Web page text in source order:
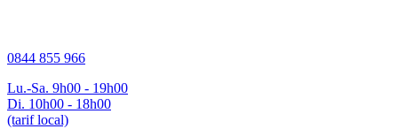
0844 855 966
Lu.-Sa. 9h00 - 19h00
Di. 10h00 - 18h00
(tarif local)